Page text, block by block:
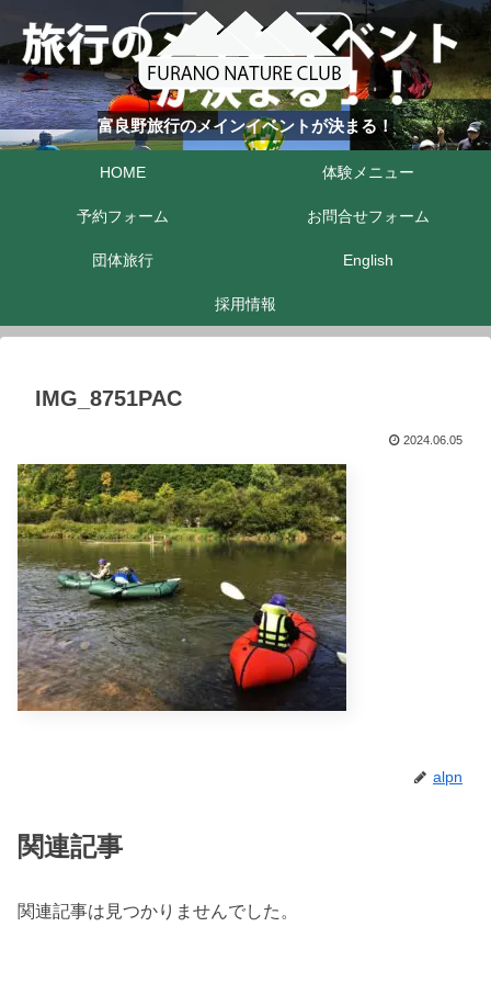
富良野旅行のメインイベントが決まる！
HOME 体験メニュー
予約フォーム お問合せフォーム
団体旅行 English
採用情報
IMG_8751PAC
2024.06.05
alpn
関連記事
関連記事は見つかりませんでした。